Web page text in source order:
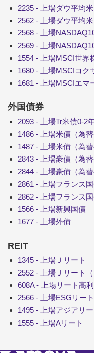
2235 - 上場ダウ平均
2562 - 上場ダウ平均
2568 - 上場
2569 - 上場
1554 - 上場MSCI世界
1680 - 上場MSCIコク
1681 - 上場MSCIエマ
外国債券
2093 - 上場Tr米債0-2
1486 - 上場米債（為替
1487 - 上場米債（為替
2843 - 上場豪債（為替
2844 - 上場豪債（為替
2861 - 上場フランス
2862 - 上場フランス
1566 - 上場新興国債
1677 - 上場外債
REIT
1345 - 上場Ｊリート
2552 - 上場Ｊリート（
608A - 上場リート高
2566 - 上場ESGリート
1495 - 上場アジアリー
1555 - 上場Aリート